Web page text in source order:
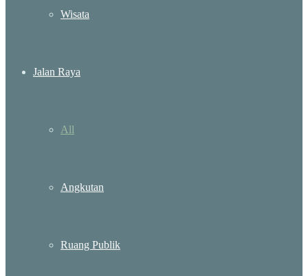
Wisata
Jalan Raya
All
Angkutan
Ruang Publik